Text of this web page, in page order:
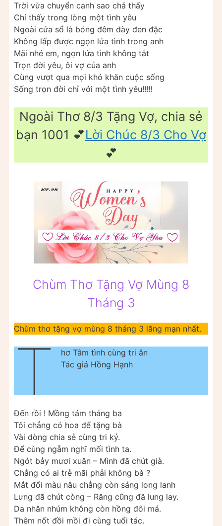
Trời vừa chuyển canh sao chả thấy
Chỉ thấy trong lòng một tình yêu
Ngoài cửa sổ là bóng đêm dày đen đặc
Không lấp được ngọn lửa tình trong anh
Mãi nhé em, ngọn lửa tình không tắt
Trọn đời yêu, ôi vợ của anh
Cùng vượt qua mọi khó khăn cuộc sống
Sống trọn đời chỉ với một tình yêu!!!!!
Ngoài Thơ 8/3 Tặng Vợ, chia sẻ
bạn 1001 💕Lời Chúc 8/3 Cho Vợ
💕
Chùm Thơ Tặng Vợ Mùng 8
Tháng 3
Chùm thơ tặng vợ mùng 8 tháng 3 lãng mạn nhất.
T
hơ Tâm tình cùng tri ân
Tác giả Hồng Hạnh
Đến rồi ! Mồng tám tháng ba
Tôi chẳng có hoa để tặng bà
Vài dòng chia sẻ cùng tri kỷ.
Để cùng ngẫm nghĩ mối tình ta.
Ngót bảy mươi xuân – Mình đã chút già.
Chẳng có ai trẻ mãi phải không bà ?
Mắt đổi màu nâu chẳng còn sáng long lanh
Lưng đã chút còng – Răng cũng đã lung lay.
Da nhăn nhúm không còn hồng đôi má.
Thêm nốt đồi mồi đi cùng tuổi tác.